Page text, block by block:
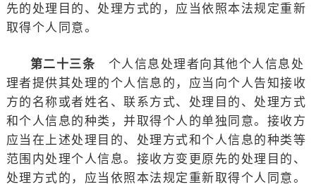
先的处理目的、处理方式的，应当依照本法规定重新
取得个人同意。
第二十三条 个人信息处理者向其他个人信息处
理者提供其处理的个人信息的，应当向个人告知接收
方的名称或者姓名、联系方式、处理目的、处理方式
和个人信息的种类，并取得个人的单独同意。接收方
应当在上述处理目的、处理方式和个人信息的种类等
范围内处理个人信息。接收方变更原先的处理目的、
处理方式的，应当依照本法规定重新取得个人同意。